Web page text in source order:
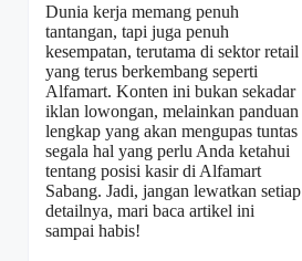
Dunia kerja memang penuh
tantangan, tapi juga penuh
kesempatan, terutama di sektor retail
yang terus berkembang seperti
Alfamart. Konten ini bukan sekadar
iklan lowongan, melainkan panduan
lengkap yang akan mengupas tuntas
segala hal yang perlu Anda ketahui
tentang posisi kasir di Alfamart
Sabang. Jadi, jangan lewatkan setiap
detailnya, mari baca artikel ini
sampai habis!